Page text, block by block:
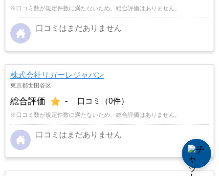
※口コミ数が規定件数に満たないため、総合評価はありません。
口コミはまだありません
株式会社リガーレジャパン
東京都世田谷区
総合評価 - 口コミ（0件）
※口コミ数が規定件数に満たないため、総合評価はありません。
口コミはまだありません